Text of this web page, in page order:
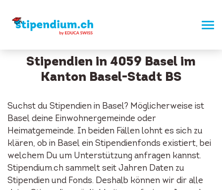
Stipendien in 4059 Basel im
Kanton Basel-Stadt BS
Suchst du Stipendien in Basel? Möglicherweise ist
Basel deine Einwohnergemeinde oder
Heimatgemeinde. In beiden Fällen lohnt es sich zu
klären, ob in Basel ein Stipendienfonds existiert, bei
welchem Du um Unterstützung anfragen kannst.
Stipendium.ch sammelt seit Jahren Daten zu
Stipendien und Fonds. Deshalb können wir dir alle